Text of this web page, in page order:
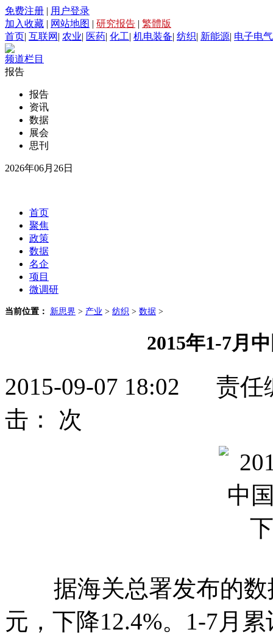
免费注册 | 用户登录
加入收藏 | 网站地图 | 研究报告 | 繁體版
首页| 互联网 | 农业| 医药| 化工| 机电装备| 纺织| 新能源| 电子电气
频道栏目
报告
报告
资讯
数据
展会
思刊
2026年06月26日
首页
聚焦
政策
数据
名企
项目
微调研
当前位置： 新思界 > 产业 > 纺织 > 数据 >
2015年1-7月
2015-09-07 18:02 责
击： 次
据海关总署发布的数
元，下降12.4%。1-7月